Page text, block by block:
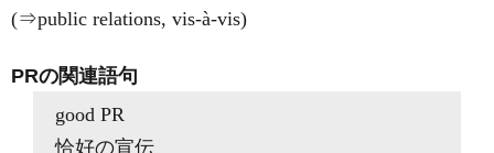
(⇒public relations, vis-à-vis)
PRの関連語句
good PR
恰好の宣伝